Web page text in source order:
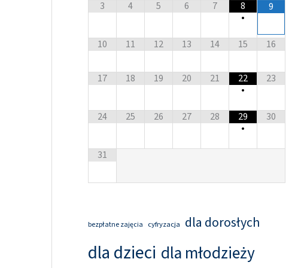
3 4 5 6 7
8
•
9
10 11 12 13 14 15 16
17 18 19 20 21
22
•
23
24 25 26 27 28
29
•
30
31
bezpłatne zajęcia cyfryzacja dla dorosłych
dla dzieci dla młodzieży